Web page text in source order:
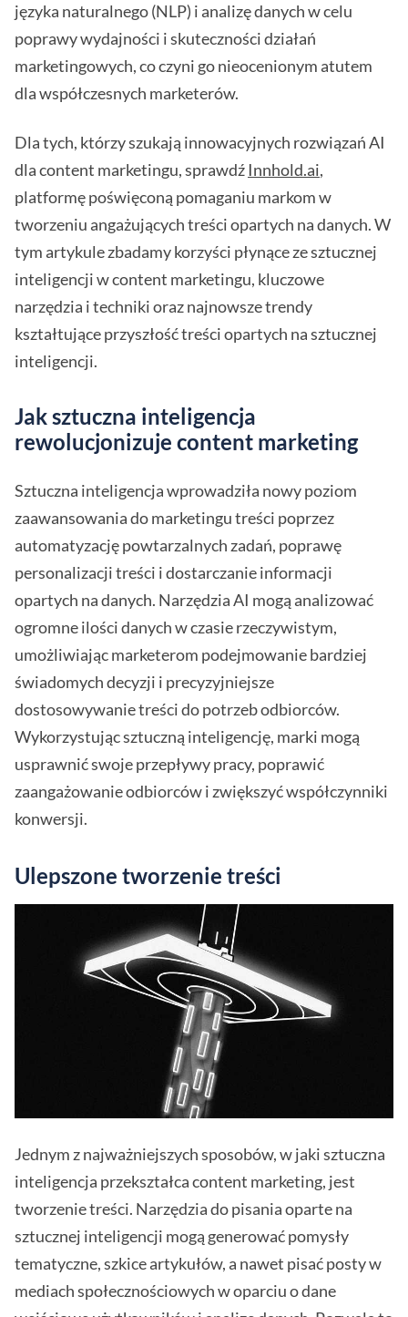
języka naturalnego (NLP) i analizę danych w celu
poprawy wydajności i skuteczności działań
marketingowych, co czyni go nieocenionym atutem
dla współczesnych marketerów.
Dla tych, którzy szukają innowacyjnych rozwiązań AI
dla content marketingu, sprawdź Innhold.ai,
platformę poświęconą pomaganiu markom w
tworzeniu angażujących treści opartych na danych. W
tym artykule zbadamy korzyści płynące ze sztucznej
inteligencji w content marketingu, kluczowe
narzędzia i techniki oraz najnowsze trendy
kształtujące przyszłość treści opartych na sztucznej
inteligencji.
Jak sztuczna inteligencja
rewolucjonizuje content marketing
Sztuczna inteligencja wprowadziła nowy poziom
zaawansowania do marketingu treści poprzez
automatyzację powtarzalnych zadań, poprawę
personalizacji treści i dostarczanie informacji
opartych na danych. Narzędzia AI mogą analizować
ogromne ilości danych w czasie rzeczywistym,
umożliwiając marketerom podejmowanie bardziej
świadomych decyzji i precyzyjniejsze
dostosowywanie treści do potrzeb odbiorców.
Wykorzystując sztuczną inteligencję, marki mogą
usprawnić swoje przepływy pracy, poprawić
zaangażowanie odbiorców i zwiększyć współczynniki
konwersji.
Ulepszone tworzenie treści
Jednym z najważniejszych sposobów, w jaki sztuczna
inteligencja przekształca content marketing, jest
tworzenie treści. Narzędzia do pisania oparte na
sztucznej inteligencji mogą generować pomysły
tematyczne, szkice artykułów, a nawet pisać posty w
mediach społecznościowych w oparciu o dane